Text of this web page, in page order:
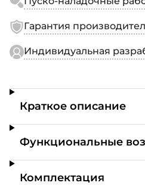
Гарантия
Индивидуальная
Краткое описание
Функциональные
Комплектация